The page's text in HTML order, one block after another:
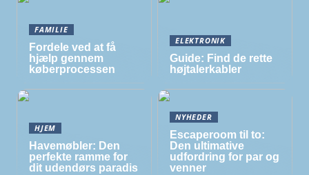
FAMILIE
Fordele ved at få
hjælp gennem
køberprocessen
ELEKTRONIK
Guide: Find de rette
højtalerkabler
HJEM
Havemøbler: Den
perfekte ramme for
dit udendørs paradis
NYHEDER
Escaperoom til to:
Den ultimative
udfordring for par og
venner